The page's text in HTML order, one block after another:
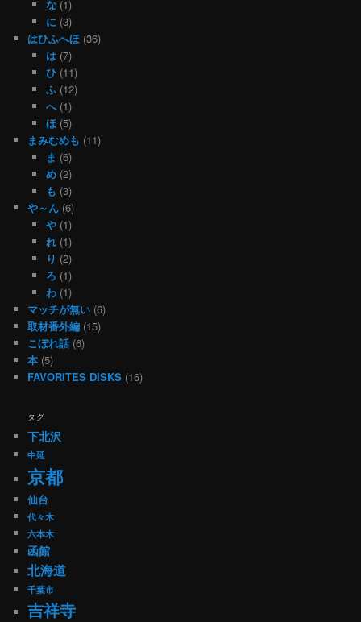
な(1)
に (3)
はひふへほ (36)
は(7)
ひ(11)
ふ(12)
へ(1)
ほ (5)
まみむめも (11)
ま (6)
め(2)
も (3)
や～ん (6)
や(1)
れ(1)
り (2)
ろ (1)
わ(1)
マッチが無い (6)
取材番外編 (15)
こぼれ話 (6)
本 (5)
FAVORITES DISKS (16)
タグ
下北沢
中延
京都
仙台
代々木
六本木
函館
北海道
千葉市
吉祥寺